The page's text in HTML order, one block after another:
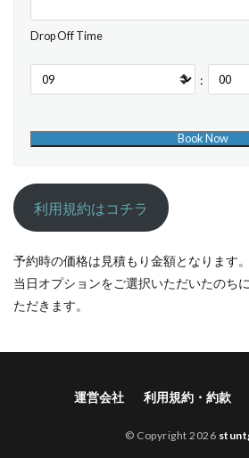
Drop Off Time
:
利用規約はコチラ
予約時の価格は見積もり金額となります。
当日オプションをご選択いただいたのち
ただきます。
運営会社 利用規約・約款
© Copyright 2026